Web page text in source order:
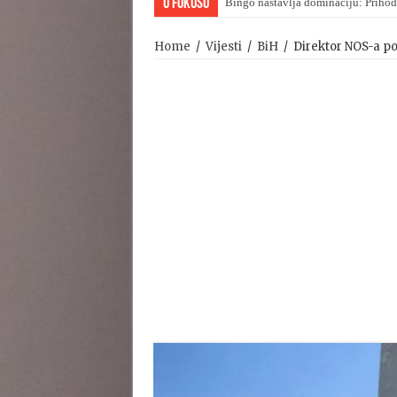
U Fokusu
Home / Vijesti / BiH / Direktor NOS-a